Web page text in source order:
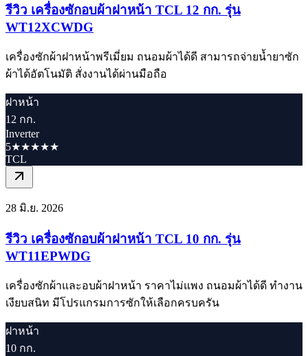
รีวิว เครื่องซักอบผ้าฝาหน้า TCL 12 กก. รุ่น
WT12XCWDG
เครื่องซักผ้าฝาหน้าพรีเมี่ยม ถนอมผ้าได้ดี สามารถจ่ายน้ำยาซัก
ผ้าได้อัตโนมัติ สั่งงานได้ผ่านมือถือ
ฝาหน้า
12 กก.
Inverter
5★★★★★
TCL
28 มิ.ย. 2026
รีวิว เครื่องซักอบผ้าฝาหน้า TCL 10 กก. รุ่น
WT11EPWDG
เครื่องซักผ้าและอบผ้าฝาหน้า ราคาไม่แพง ถนอมผ้าได้ดี ทำงาน
เงียบสนิท มีโปรแกรมการซักให้เลือกครบครัน
ฝาหน้า
10 กก.